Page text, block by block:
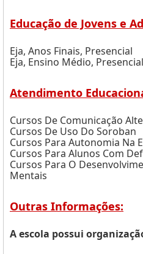
Educação de Jovens e
Eja, Anos Finais, Presencial
Eja, Ensino Médio, Presencial
Atendimento
Cursos De Comunicação
Cursos De Uso Do Soroban
Cursos Para Autonomia Na
Cursos Para Alunos Com
Cursos Para O
Mentais
Outras Informações:
A escola possui